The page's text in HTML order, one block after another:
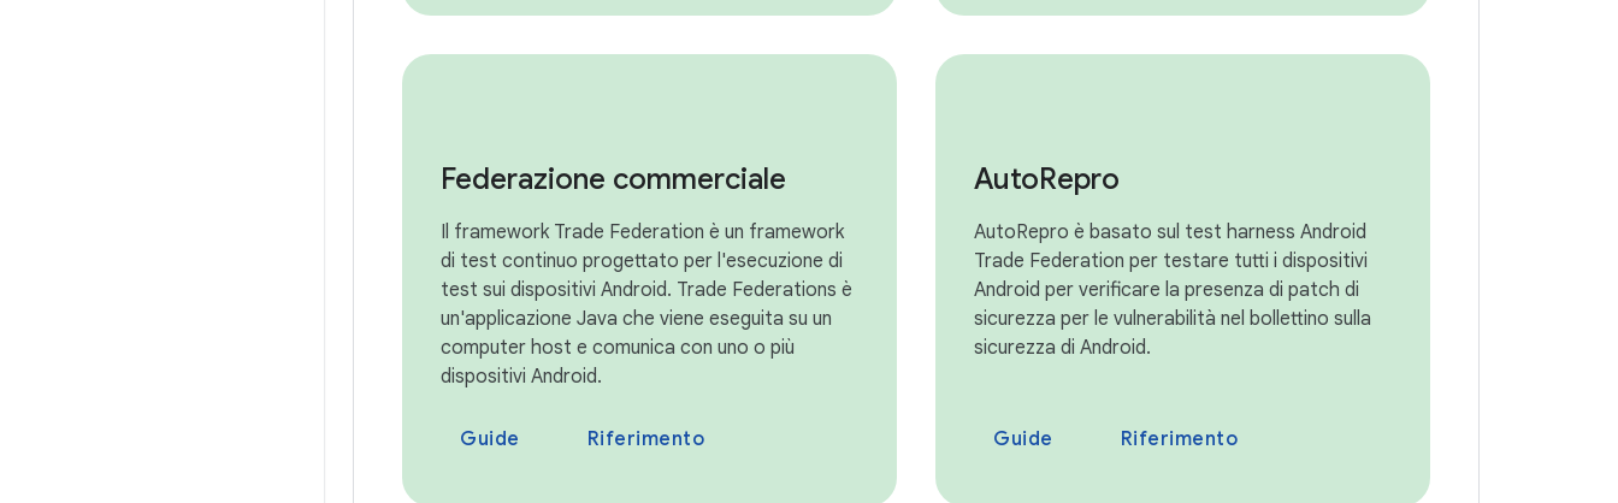
Federazione commerciale
Il framework Trade Federation è un framework
di test continuo progettato per l'esecuzione di
test sui dispositivi Android. Trade Federations è
un'applicazione Java che viene eseguita su un
computer host e comunica con uno o più
dispositivi Android.
Guide Riferimento
AutoRepro
AutoRepro è basato sul test harness Android
Trade Federation per testare tutti i dispositivi
Android per verificare la presenza di patch di
sicurezza per le vulnerabilità nel bollettino sulla
sicurezza di Android.
Guide Riferimento